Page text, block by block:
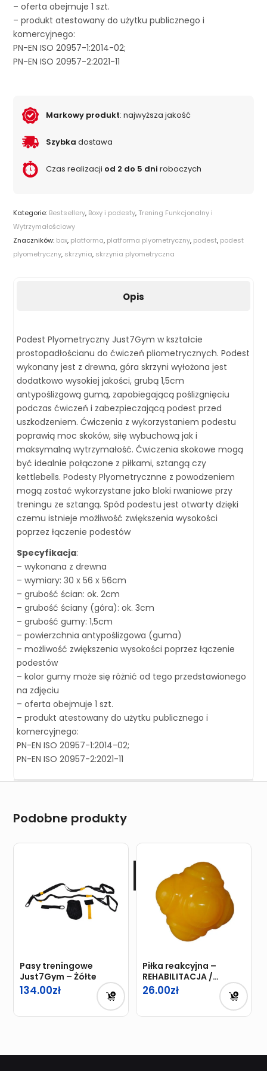
– oferta obejmuje 1 szt.
– produkt atestowany do użytku publicznego i
komercyjnego:
PN-EN ISO 20957-1:2014-02;
PN-EN ISO 20957-2:2021-11
Markowy produkt: najwyższa jakość
Szybka dostawa
Czas realizacji od 2 do 5 dni roboczych
Kategorie: Bestsellery, Boxy i podesty, Trening Funkcjonalny i
Wytrzymałościowy
Znaczników: box, platforma, platforma plyometryczny, podest, podest
plyometryczny, skrzynia, skrzynia plyometryczna
Opis
Podest Plyometryczny Just7Gym w kształcie
prostopadłościanu do ćwiczeń pliometrycznych. Podest
wykonany jest z drewna, góra skrzyni wyłożona jest
dodatkowo wysokiej jakości, grubą 1,5cm
antypoślizgową gumą, zapobiegającą poślizgnięciu
podczas ćwiczeń i zabezpieczającą podest przed
uszkodzeniem. Ćwiczenia z wykorzystaniem podestu
poprawią moc skoków, siłę wybuchową jak i
maksymalną wytrzymałość. Ćwiczenia skokowe mogą
być idealnie połączone z piłkami, sztangą czy
kettlebells. Podesty Plyometrycznne z powodzeniem
mogą zostać wykorzystane jako bloki rwaniowe przy
treningu ze sztangą. Spód podestu jest otwarty dzięki
czemu istnieje możliwość zwiększenia wysokości
poprzez łączenie podestów
Specyfikacja:
– wykonana z drewna
– wymiary: 30 x 56 x 56cm
– grubość ścian: ok. 2cm
– grubość ściany (góra): ok. 3cm
– grubość gumy: 1,5cm
– powierzchnia antypoślizgowa (guma)
– możliwość zwiększenia wysokości poprzez łączenie
podestów
– kolor gumy może się różnić od tego przedstawionego
na zdjęciu
– oferta obejmuje 1 szt.
– produkt atestowany do użytku publicznego i
komercyjnego:
PN-EN ISO 20957-1:2014-02;
PN-EN ISO 20957-2:2021-11
Podobne produkty
Pasy treningowe
Just7Gym – Żółte
134.00
Piłka reakcyjna –
REHABILITACJA /
LACROSSE
26.00